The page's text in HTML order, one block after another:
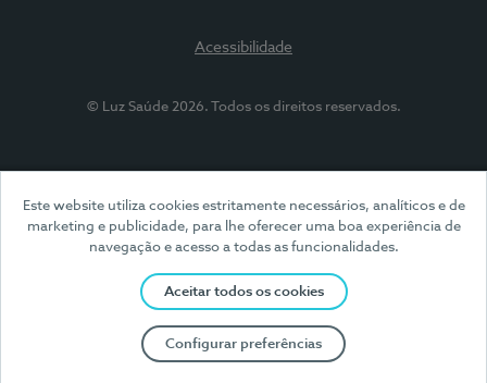
Este website utiliza cookies estritamente necessários, analíticos e de
marketing e publicidade, para lhe oferecer uma boa experiência de
navegação e acesso a todas as funcionalidades.
Aceitar todos os cookies
Configurar preferências
Acessibilidade
© Luz Saúde 2026. Todos os direitos reservados.